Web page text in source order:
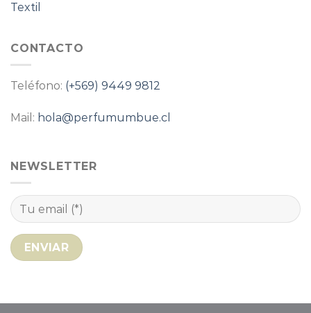
Textil
CONTACTO
Teléfono: (+569) 9449 9812
Mail: hola@perfumumbue.cl
NEWSLETTER